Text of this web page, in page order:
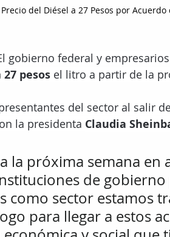
del Diésel a 27 Pesos por
gobierno federal y empresarios
27 pesos el litro a partir de la
del sector al salir
la presidenta Claudia
la próxima semana en
de
como sector estamos
para llegar a estos